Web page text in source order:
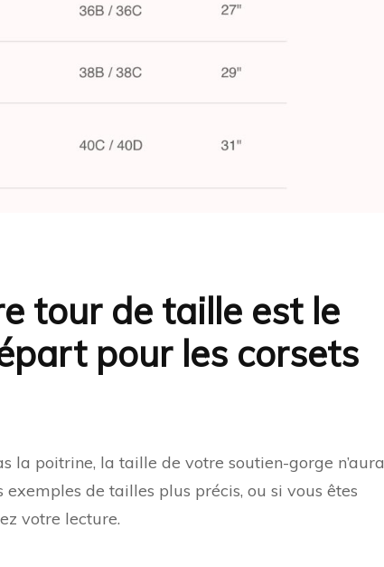
tour de taille est le
pour les corsets
la poitrine, la taille de votre soutien-gorge n’aura
de tailles plus précis, ou si vous êtes
votre lecture.